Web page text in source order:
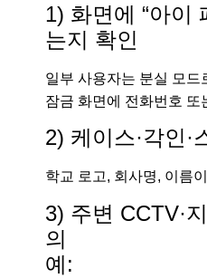
1) 화면에 “아이
는지 확인
일부 사용자는 분실 모드
잠금 화면에 전화번호 또
2) 케이스·각인·
학교 로고, 회사명, 이름
3) 주변 CCTV·
의
예: